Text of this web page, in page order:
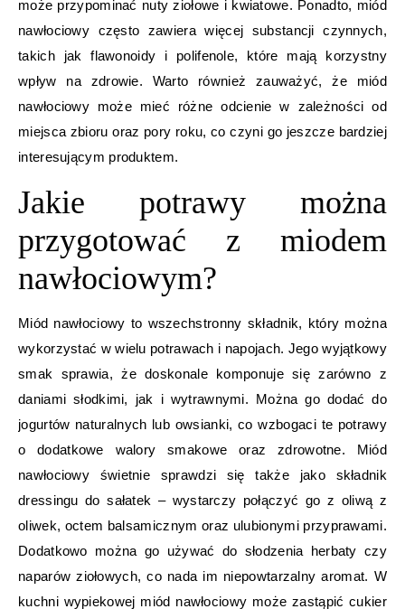
może przypominać nuty ziołowe i kwiatowe. Ponadto, miód
nawłociowy często zawiera więcej substancji czynnych,
takich jak flawonoidy i polifenole, które mają korzystny
wpływ na zdrowie. Warto również zauważyć, że miód
nawłociowy może mieć różne odcienie w zależności od
miejsca zbioru oraz pory roku, co czyni go jeszcze bardziej
interesującym produktem.
Jakie potrawy można
przygotować z miodem
nawłociowym?
Miód nawłociowy to wszechstronny składnik, który można
wykorzystać w wielu potrawach i napojach. Jego wyjątkowy
smak sprawia, że doskonale komponuje się zarówno z
daniami słodkimi, jak i wytrawnymi. Można go dodać do
jogurtów naturalnych lub owsianki, co wzbogaci te potrawy
o dodatkowe walory smakowe oraz zdrowotne. Miód
nawłociowy świetnie sprawdzi się także jako składnik
dressingu do sałatek – wystarczy połączyć go z oliwą z
oliwek, octem balsamicznym oraz ulubionymi przyprawami.
Dodatkowo można go używać do słodzenia herbaty czy
naparów ziołowych, co nada im niepowtarzalny aromat. W
kuchni wypiekowej miód nawłociowy może zastąpić cukier